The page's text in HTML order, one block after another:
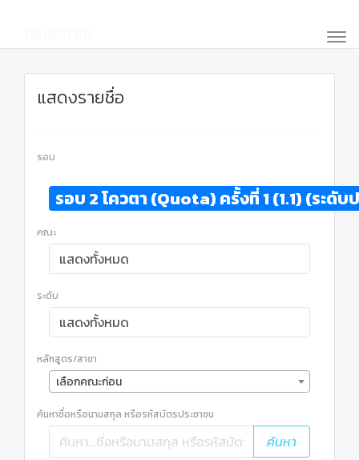
แสดงรายชื่อ
รอบ
รอบ 2 โควตา (Quota) ครั้งที่ 1 (1.1) (ระ
คณะ
ระดับ
หลักสูตร/สาขา
เลือกคณะก่อน
ค้นหาชื่อหรือนามสกุล หรือรหัสบัตรประชาชน
ค้นหา